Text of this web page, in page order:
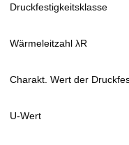
Druckfestigkeitsklasse
Wärmeleitzahl λR
Charakt. Wert der
U-Wert